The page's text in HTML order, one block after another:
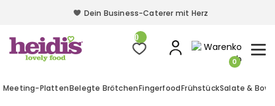
Dein Business-Caterer mit Herz
Dein Business-Caterer mit Herz
0
0
Meeting-PlattenBelegte BrötchenFingerfoodFrühstückSalate &